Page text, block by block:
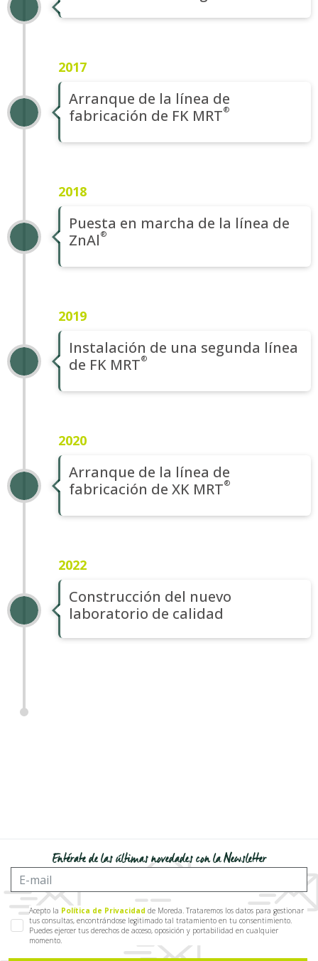
2017
Arranque de la línea de
fabricación de FK MRT
2018
Puesta en marcha de la línea de
ZnAl
2019
Instalación de una segunda línea
de FK MRT
2020
Arranque de la línea de
fabricación de XK MRT
2022
Construcción del nuevo
laboratorio de calidad
Entérate de las últimas novedades con la Newsletter
Acepto la Política de Privacidad de Moreda. Trataremos los datos para gestionar
tus consultas, encontrándose legitimado tal tratamiento en tu consentimiento.
Puedes ejercer tus derechos de acceso, oposición y portabilidad en cualquier
momento.